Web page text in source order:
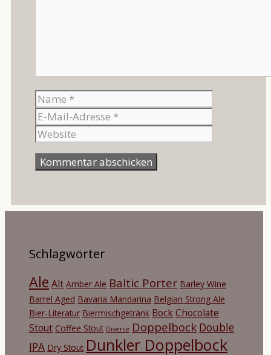
Name
Mail-
Adresse
Schlagwörter
Ale Alt Amber Ale Baltic Porter Barley Wine
Barrel Aged Bavaria Mandarina Belgian Strong Ale
Bier-Literatur Biermischgetränk BockChocolate
Stout Coffee Stout Diverse Doppelbock Double
IPA Dry Stout Dunkler Doppelbock